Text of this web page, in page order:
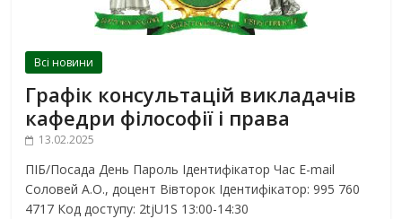
Всі новини
Графік консультацій викладачів
кафедри філософії і права
13.02.2025
ПІБ/Посада День Пароль Ідентифікатор Час E-mail
Соловей А.О., доцент Вівторок Ідентифікатор: 995 760
4717 Код доступу: 2tjU1S 13:00-14:30